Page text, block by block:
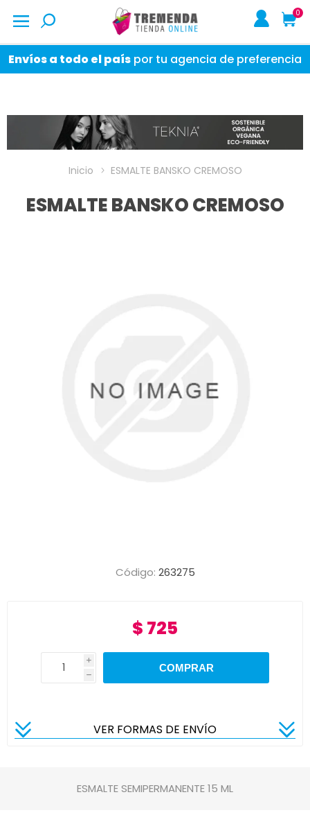
0
Envíos a todo el país por tu agencia de preferencia
Inicio ESMALTE BANSKO CREMOSO
ESMALTE BANSKO CREMOSO
Código: 263275
$ 725
i
h
VER FORMAS DE ENVÍO
ESMALTE SEMIPERMANENTE 15 ML